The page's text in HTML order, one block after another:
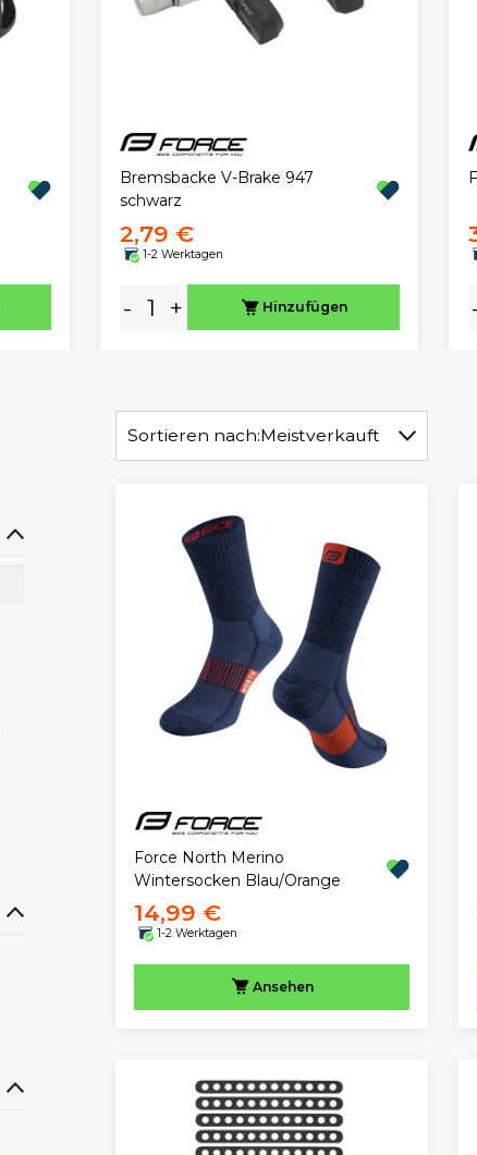
Bremsbacke V-Brake 947
schwarz
2,79 €
1-2 Werktagen
- + Hinzufügen
Sortieren nach:Meistverkauft
Force North Merino
Wintersocken Blau/Orange
14,99 €
1-2 Werktagen
Ansehen